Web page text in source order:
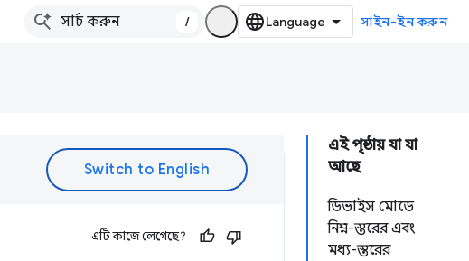
/ সাইন-ইন করুন
এই পৃষ্ঠায় যা যা
আছে
ডিভাইস মোডে
নিম্ন-স্তরের এবং
মধ্য-স্তরের
এটি কাজে লেগেছে?